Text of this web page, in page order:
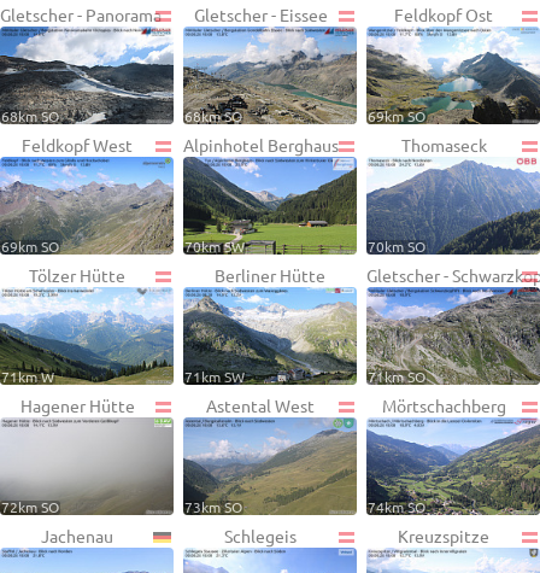
Gletscher - Panorama
68km SO
Gletscher - Eissee
68km SO
Feldkopf Ost
69km SO
Feldkopf West
69km SO
Alpinhotel Berghaus
70km SW
Thomaseck
70km SO
Tölzer Hütte
71km W
Berliner Hütte
71km SW
Gletscher -
71km SO
Hagener Hütte
72km SO
Astental West
73km SO
Mörtschachberg
74km SO
Jachenau Schlegeis Kreuzspitze